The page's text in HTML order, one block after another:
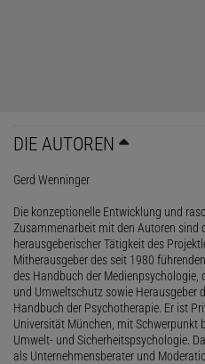
DIE AUTOREN
Gerd Wenninger
Die konzeptionelle Entwicklung und
Zusammenarbeit mit den Autoren sind
herausgeberischer Tätigkeit des
Mitherausgeber des seit 1980
des Handbuch der Medienpsychologie,
und Umweltschutz sowie Herausgeber
Handbuch der Psychotherapie. Er ist
Universität München, mit Schwerpunkt
Umwelt- und Sicherheitspsychologie.
als Unternehmensberater und